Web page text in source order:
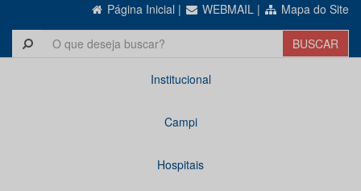
Página Inicial | WEBMAIL | Mapa do Site
Institucional
Campi
Hospitais